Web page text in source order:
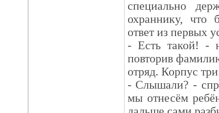
специально
охраннику, что
ответ из первых
- Есть такой! -
повторив
отряд. Корпус
- Слышали? -
мы отнесём